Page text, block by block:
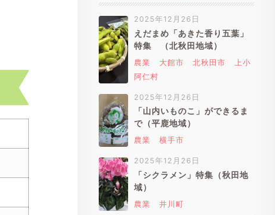
2025年12月26日
えだまめ「あきた香り五葉」
特集 （北秋田地域）
農業 大館市 北秋田市
上小
阿仁村
2025年12月26日
「山内いものこ」ができるま
で（平鹿地域）
農業 横手市
2025年12月26日
「シクラメン」特集（秋田地
域）
農業 井川町